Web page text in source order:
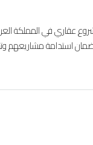
عقاري في المملكة
استدامة مشاريعهم